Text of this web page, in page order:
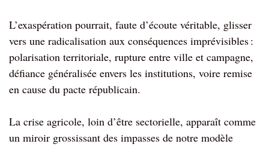
L’exaspération pourrait, faute d’écoute véritable, glisser
vers une radicalisation aux conséquences imprévisibles :
polarisation territoriale, rupture entre ville et campagne,
défiance généralisée envers les institutions, voire remise
en cause du pacte républicain.
La crise agricole, loin d’être sectorielle, apparaît comme
un miroir grossissant des impasses de notre modèle